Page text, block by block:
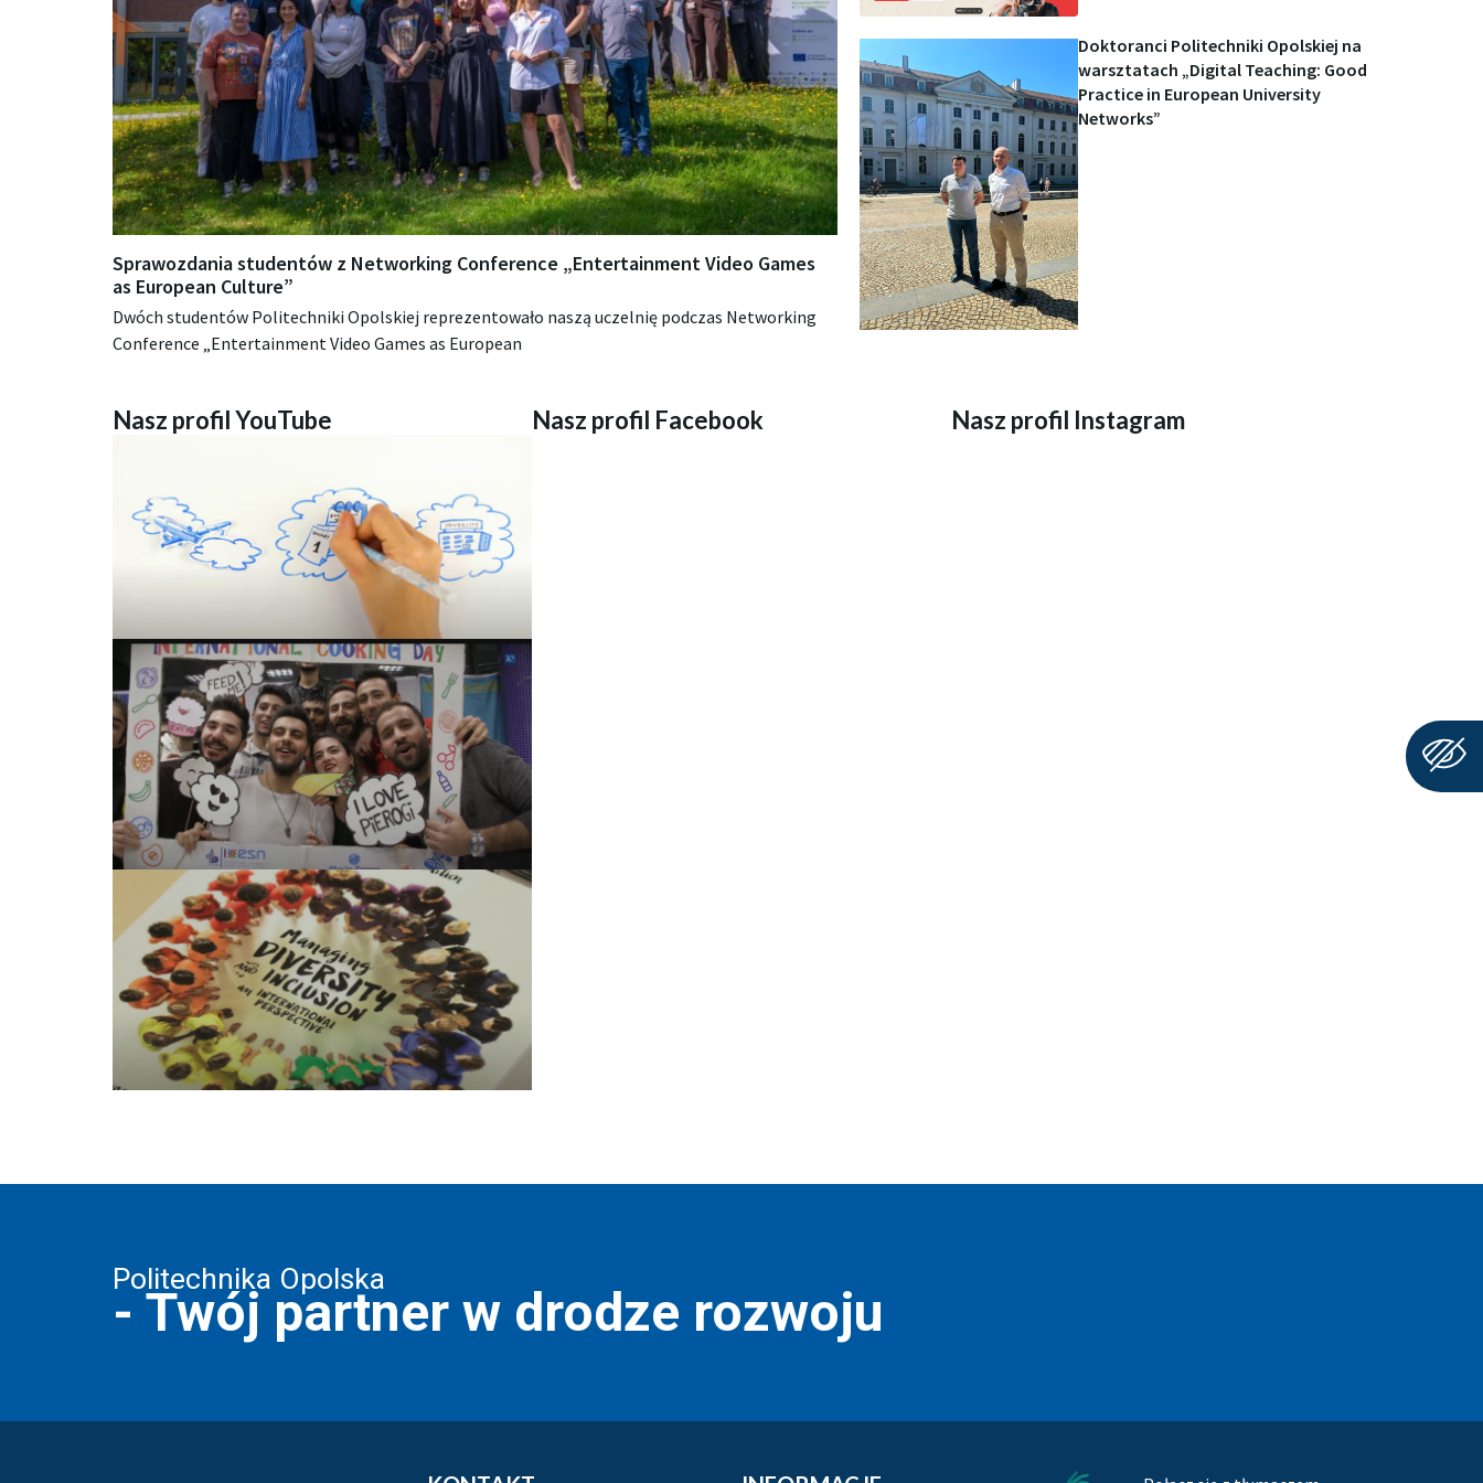
Sprawozdania studentów z Networking Conference „Entertainment Video Games
as European Culture”
Dwóch studentów Politechniki Opolskiej reprezentowało naszą uczelnię podczas Networking
Conference „Entertainment Video Games as European
Doktoranci Politechniki Opolskiej na
warsztatach „Digital Teaching: Good
Practice in European University
Networks”
Nasze media społecznościowe
Nasz profil YouTube Nasz profil Facebook Nasz profil Instagram
Politechnika Opolska
- Twój partner w drodze rozwoju